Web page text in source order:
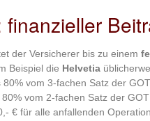
der Versicherer bis zu einem
Beispiel die Helvetia
vom 3-fachen Satz der
vom 2-fachen Satz der
€ für alle anfallenden